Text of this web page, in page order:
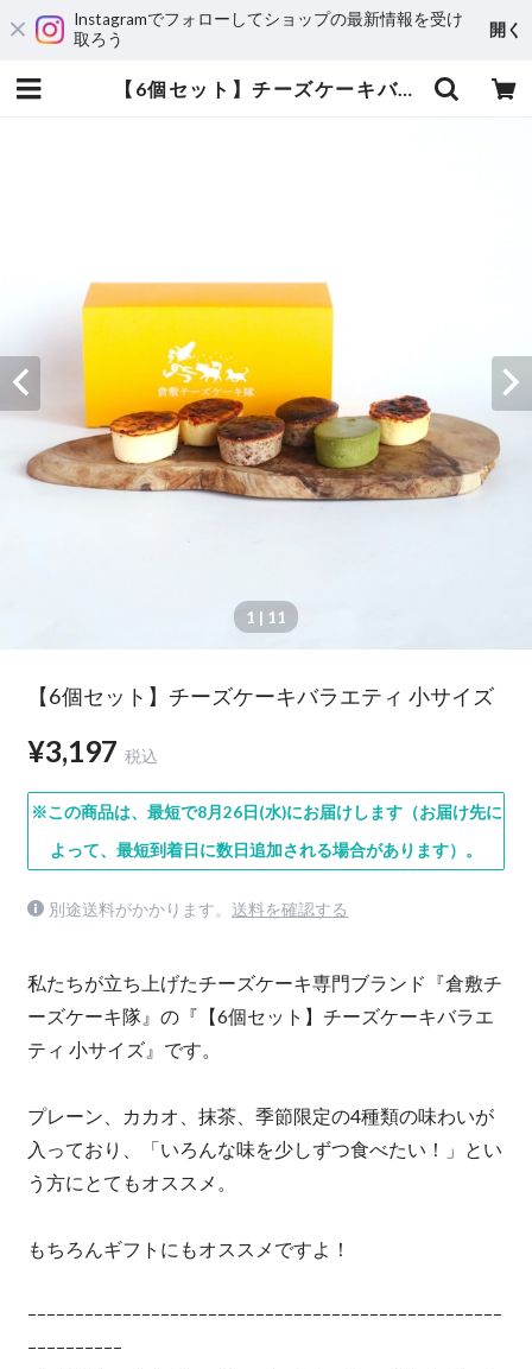
Instagramでフォローしてショップの最新情報を受け
取ろう
開く
【6個セット】チーズケーキバラエティ 小サイズ | 倉敷チーズケーキ隊
1 | 11
【6個セット】チーズケーキバラエティ 小サイズ
¥3,197 税込
※この商品は、最短で8月26日(水)にお届けします（お届け先に
よって、最短到着日に数日追加される場合があります）。
別途送料がかかります。 送料を確認する
私たちが立ち上げたチーズケーキ専門ブランド『倉敷チ
ーズケーキ隊』の『【6個セット】チーズケーキバラエ
ティ 小サイズ』です。
プレーン、カカオ、抹茶、季節限定の4種類の味わいが
入っており、「いろんな味を少しずつ食べたい！」とい
う方にとてもオススメ。
もちろんギフトにもオススメですよ！
ｰｰｰｰｰｰｰｰｰｰｰｰｰｰｰｰｰｰｰｰｰｰｰｰｰｰｰｰｰｰｰｰｰｰｰｰｰｰｰｰｰｰｰｰｰｰｰｰｰｰ
ｰｰｰｰｰｰｰｰｰｰ